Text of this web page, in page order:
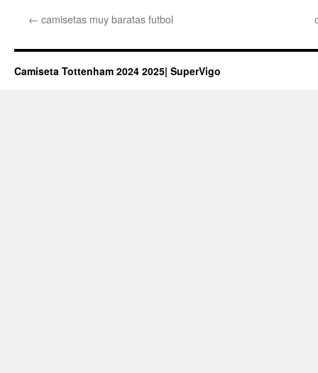
← camisetas muy baratas futbol
Camiseta Tottenham 2024 2025| SuperVigo